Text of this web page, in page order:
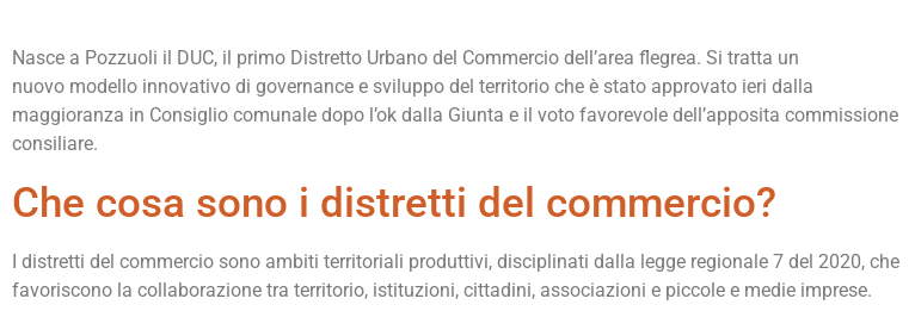
Nasce a Pozzuoli il DUC, il primo Distretto Urbano del Commercio dell’area flegrea. Si tratta un
nuovo modello innovativo di governance e sviluppo del territorio che è stato approvato ieri dalla
maggioranza in Consiglio comunale dopo l’ok dalla Giunta e il voto favorevole dell’apposita commissione
consiliare.
Che cosa sono i distretti del commercio?
I distretti del commercio sono ambiti territoriali produttivi, disciplinati dalla legge regionale 7 del 2020, che
favoriscono la collaborazione tra territorio, istituzioni, cittadini, associazioni e piccole e medie imprese.